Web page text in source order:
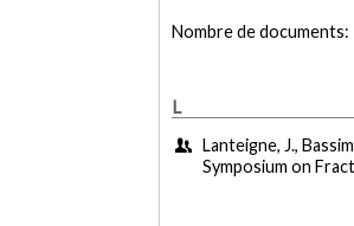
Nombre de documents:
L
Lanteigne, J.,
Symposium on